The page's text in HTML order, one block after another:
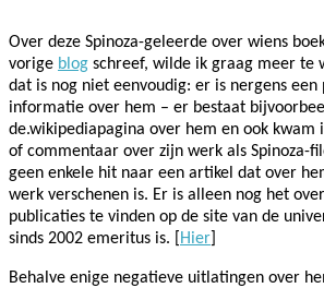
Over deze Spinoza-geleerde over wiens
vorige blog schreef, wilde ik graag meer te
dat is nog niet eenvoudig: er is nergens
informatie over hem – er bestaat
de.wikipediapagina over hem en ook kwam
of commentaar over zijn werk als Spinoza-
geen enkele hit naar een artikel dat over
werk verschenen is. Er is alleen nog het
publicaties te vinden op de site van de
sinds 2002 emeritus is. [
Hier
Behalve enige negatieve uitlatingen over